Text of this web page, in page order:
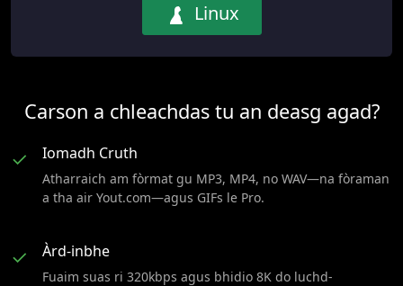
Linux
Carson a chleachdas tu an deasg agad?
✓
Iomadh Cruth
Atharraich am fòrmat gu MP3, MP4, no WAV—na fòraman
a tha air Yout.com—agus GIFs le Pro.
✓ Àrd-inbhe
Fuaim suas ri 320kbps agus bhidio 8K do luchd-